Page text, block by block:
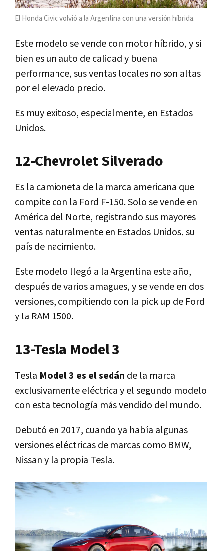
El Honda Civic volvió a la Argentina con una versión híbrida.
Este modelo se vende con motor híbrido, y si
bien es un auto de calidad y buena
performance, sus ventas locales no son altas
por el elevado precio.
Es muy exitoso, especialmente, en Estados
Unidos.
12-Chevrolet Silverado
Es la camioneta de la marca americana que
compite con la Ford F-150. Solo se vende en
América del Norte, registrando sus mayores
ventas naturalmente en Estados Unidos, su
país de nacimiento.
Este modelo llegó a la Argentina este año,
después de varios amagues, y se vende en dos
versiones, compitiendo con la pick up de Ford
y la RAM 1500.
13-Tesla Model 3
Tesla Model 3 es el sedán de la marca
exclusivamente eléctrica y el segundo modelo
con esta tecnología más vendido del mundo.
Debutó en 2017, cuando ya había algunas
versiones eléctricas de marcas como BMW,
Nissan y la propia Tesla.